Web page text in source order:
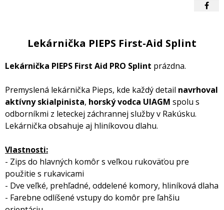
Lekárnička PIEPS First-Aid Splint
Lekárnička PIEPS First Aid PRO Splint prázdna.
Premyslená lekárnička Pieps, kde každý detail navrhoval
aktívny skialpinista, horský vodca UIAGM spolu s
odborníkmi z leteckej záchrannej služby v Rakúsku.
Lekárnička obsahuje aj hliníkovou dlahu.
Vlastnosti:
- Zips do hlavných komôr s veľkou rukoväťou pre
použitie s rukavicami
- Dve veľké, prehľadné, oddelené komory, hliníková dlaha
- Farebne odlíšené vstupy do komôr pre ľahšiu